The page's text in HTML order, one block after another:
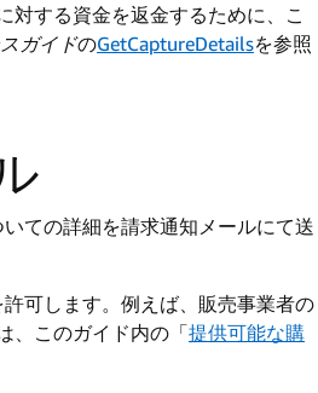
対する資金を返金するために、こ
ガイドのGetCaptureDetailsを参照
ての詳細を請求通知メールにて送
可します。例えば、販売事業者の
、このガイド内の「提供可能な購